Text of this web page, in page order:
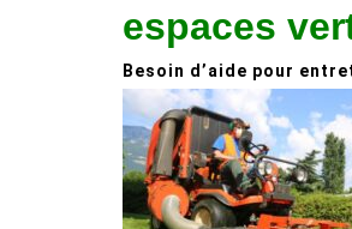
espaces
Besoin d’aide pour